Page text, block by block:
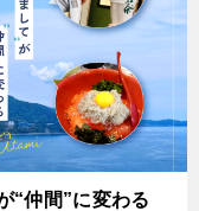
“仲間”に変わる